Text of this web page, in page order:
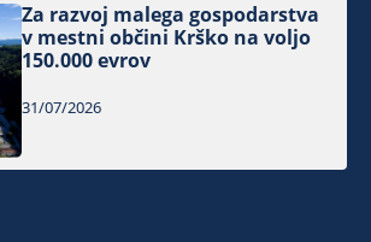
Za razvoj malega gospodarstva
v mestni občini Krško na voljo
150.000 evrov
31/07/2026